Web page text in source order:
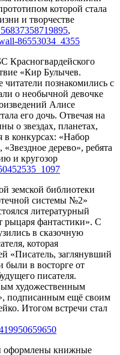
которой стала
и творчестве
,
86553034_4355
«Кир Булычев.
познакомились с
о необычной девочке
Алисе
его дочь. Отвечая на
о звездах, планетах,
в конкурсах: «Набор
дерево», ребята
и кругозор
земской библиотеки
системы №2»
литературный
рыцаря фантастики». С
в сказочную
которая
«Писатель, заглянувший
были в восторге от
писателя.
художественным
подписанным ещё своим
Итогом встречи стал
оформлены книжные